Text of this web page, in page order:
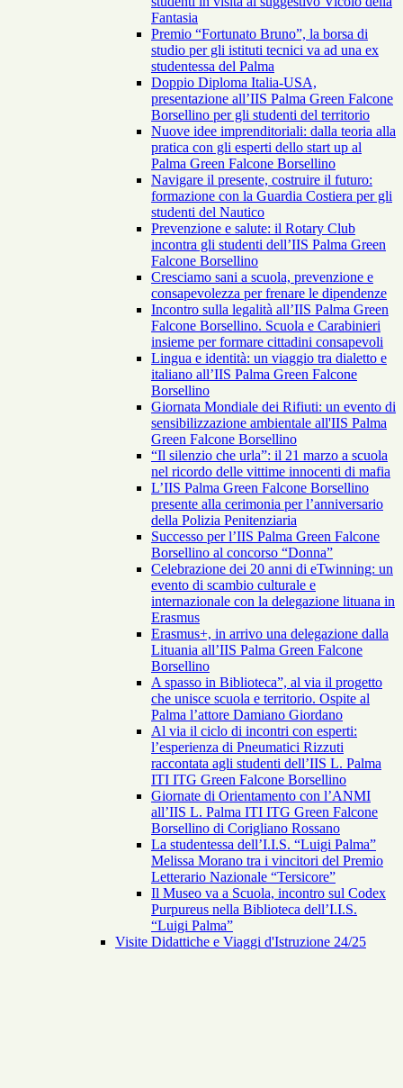
Fantasia
Premio “Fortunato Bruno”, la borsa di
studio per gli istituti tecnici va ad una ex
studentessa del Palma
Doppio Diploma Italia-USA,
presentazione all’IIS Palma Green Falcone
Borsellino per gli studenti del territorio
Nuove idee imprenditoriali: dalla teoria alla
pratica con gli esperti dello start up al
Palma Green Falcone Borsellino
Navigare il presente, costruire il futuro:
formazione con la Guardia Costiera per gli
studenti del Nautico
Prevenzione e salute: il Rotary Club
incontra gli studenti dell’IIS Palma Green
Falcone Borsellino
Cresciamo sani a scuola, prevenzione e
consapevolezza per frenare le dipendenze
Incontro sulla legalità all’IIS Palma Green
Falcone Borsellino. Scuola e Carabinieri
insieme per formare cittadini consapevoli
Lingua e identità: un viaggio tra dialetto e
italiano all’IIS Palma Green Falcone
Borsellino
Giornata Mondiale dei Rifiuti: un evento di
sensibilizzazione ambientale all'IIS Palma
Green Falcone Borsellino
“Il silenzio che urla”: il 21 marzo a scuola
nel ricordo delle vittime innocenti di mafia
L’IIS Palma Green Falcone Borsellino
presente alla cerimonia per l’anniversario
della Polizia Penitenziaria
Successo per l’IIS Palma Green Falcone
Borsellino al concorso “Donna”
Celebrazione dei 20 anni di eTwinning: un
evento di scambio culturale e
internazionale con la delegazione lituana in
Erasmus
Erasmus+, in arrivo una delegazione dalla
Lituania all’IIS Palma Green Falcone
Borsellino
A spasso in Biblioteca”, al via il progetto
che unisce scuola e territorio. Ospite al
Palma l’attore Damiano Giordano
Al via il ciclo di incontri con esperti:
l’esperienza di Pneumatici Rizzuti
raccontata agli studenti dell’IIS L. Palma
ITI ITG Green Falcone Borsellino
Giornate di Orientamento con l’ANMI
all’IIS L. Palma ITI ITG Green Falcone
Borsellino di Corigliano Rossano
La studentessa dell’I.I.S. “Luigi Palma”
Melissa Morano tra i vincitori del Premio
Letterario Nazionale “Tersicore”
Il Museo va a Scuola, incontro sul Codex
Purpureus nella Biblioteca dell’I.I.S.
“Luigi Palma”
Visite Didattiche e Viaggi d'Istruzione 24/25